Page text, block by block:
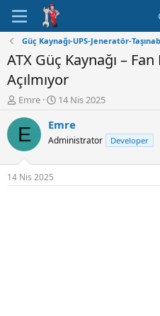
Güç Kaynağı-UPS-Jeneratör-
ATX Güç Kaynağı –
Açılmıyor
K
n
u
y
u
B
a
Emre
B
ş
l
n
ı
14 Nis 2025
E Emre
Administrator Developer
14 Nis 2025